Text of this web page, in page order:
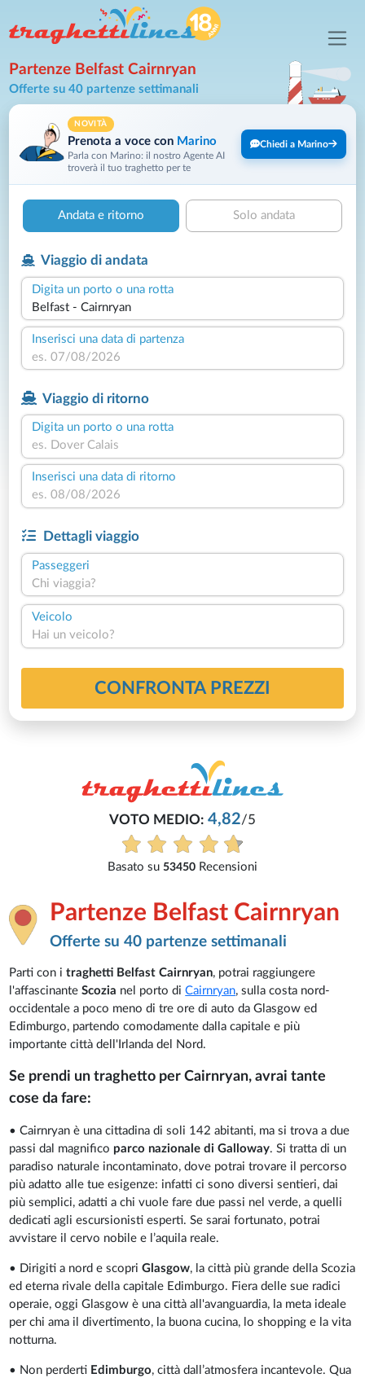
Partenze Belfast Cairnryan
Offerte su 40 partenze settimanali
NOVITÀ
Prenota a voce con Marino
Parla con Marino: il nostro Agente AI
troverà il tuo traghetto per te
Chiedi a Marino
Andata e ritorno Solo andata
Viaggio di andata
Digita un porto o una rotta
Inserisci una data di partenza
Viaggio di ritorno
Digita un porto o una rotta
Inserisci una data di ritorno
Dettagli viaggio
Passeggeri
Chi viaggia?
Veicolo
Hai un veicolo?
CONFRONTA PREZZI
Partenze Belfast Cairnryan
Offerte su 40 partenze settimanali
Parti con i traghetti Belfast Cairnryan, potrai raggiungere
l'affascinanteScozia nel porto diCairnryan, sulla costa nord-
occidentale a poco meno di tre ore di auto da Glasgow ed
Edimburgo, partendo comodamente dalla capitale e più
importante città dell'Irlanda del Nord.
Se prendi un traghetto per Cairnryan, avrai tante
cose da fare:
• Cairnryan è una cittadina di soli 142 abitanti, ma si trova a due
passi dal magnifico parco nazionale di Galloway. Si tratta di un
paradiso naturale incontaminato, dove potrai trovare il percorso
più adatto alle tue esigenze: infatti ci sono diversi sentieri, dai
più semplici, adatti a chi vuole fare due passi nel verde, a quelli
dedicati agli escursionisti esperti. Se sarai fortunato, potrai
avvistare il cervo nobile e l’aquila reale.
• Dirigiti a nord e scopriGlasgow, la città più grande della Scozia
ed eterna rivale della capitale Edimburgo. Fiera delle sue radici
operaie, oggi Glasgow è una città all'avanguardia, la meta ideale
per chi ama il divertimento, la buona cucina, lo shopping e la vita
notturna.
• Non perderti Edimburgo, città dall’atmosfera incantevole. Qua